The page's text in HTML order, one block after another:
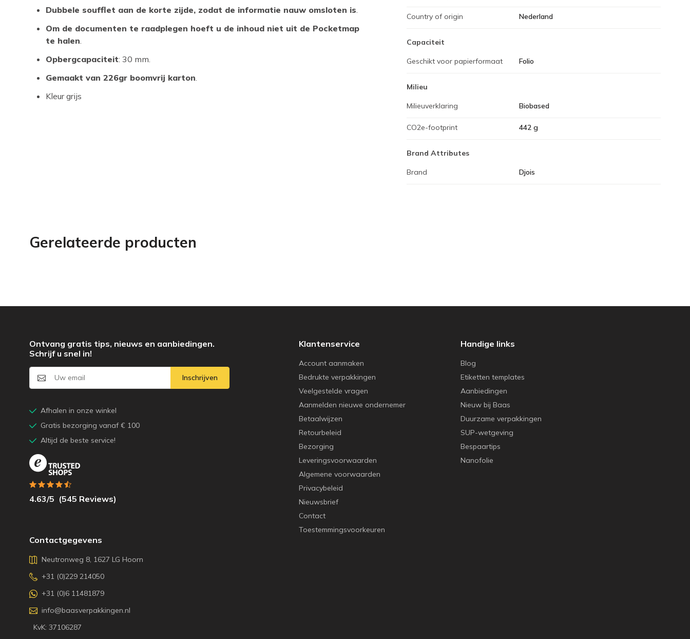
Dubbele soufflet aan de korte zijde, zodat de informatie nauw omsloten is.
Om de documenten te raadplegen hoeft u de inhoud niet uit de Pocketmap
te halen.
Opbergcapaciteit: 30 mm.
Gemaakt van 226gr boomvrij karton.
Kleur grijs
Country of origin Nederland
Capaciteit
Geschikt voor papierformaat Folio
Milieu
Milieuverklaring Biobased
CO2e-footprint 442 g
Brand Attributes
Brand Djois
Gerelateerde producten
Klantenservice
Account aanmaken
Bedrukte verpakkingen
Veelgestelde vragen
Aanmelden nieuwe ondernemer
Betaalwijzen
Retourbeleid
Bezorging
Leveringsvoorwaarden
Algemene voorwaarden
Privacybeleid
Nieuwsbrief
Contact
Toestemmingsvoorkeuren
Handige links
Blog
Etiketten templates
Aanbiedingen
Nieuw bij Baas
Duurzame verpakkingen
SUP-wetgeving
Bespaartips
Nanofolie
Contactgegevens
Neutronweg 8, 1627 LG Hoorn
+31 (0)229 214050
+31 (0)6 11481879
info@baasverpakkingen.nl
KvK: 37106287
Ontvang gratis tips, nieuws en aanbiedingen.
Schrijf u snel in!
Inschrijven
Afhalen in onze winkel
Gratis bezorging vanaf € 100
Altijd de beste service!
4.63/5 (545 Reviews)